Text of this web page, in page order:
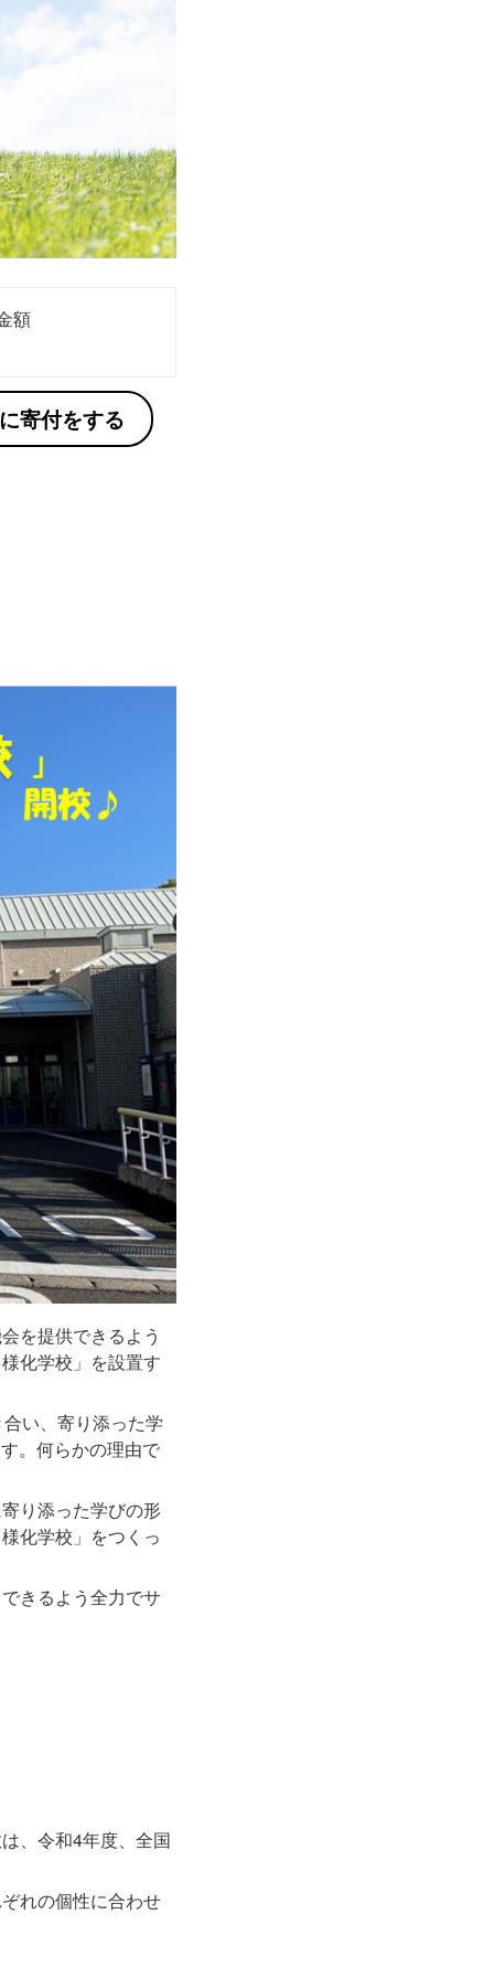
寄付をする
を提供できるよう
化学校」を設置す
い、寄り添った学
。何らかの理由で
り添った学びの形
化学校」をつくっ
きるよう全力でサ
、令和4年度、全国
れの個性に合わせ